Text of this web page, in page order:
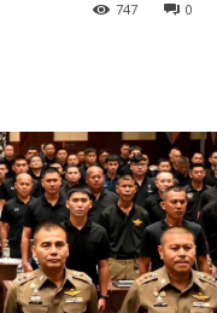
0
747